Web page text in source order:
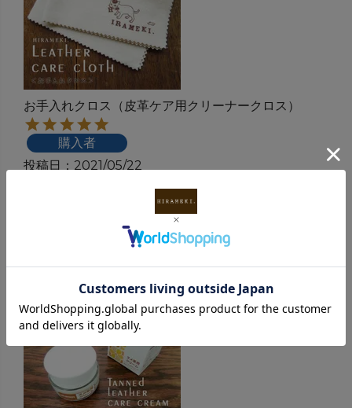
お手入れクロス（皮革ケア用クリーナークロス）
購入者
投稿日
2021/05/22
以前から使用していますが、乾拭き用に購入しま
手触りがよく、お手入れしやすいです。